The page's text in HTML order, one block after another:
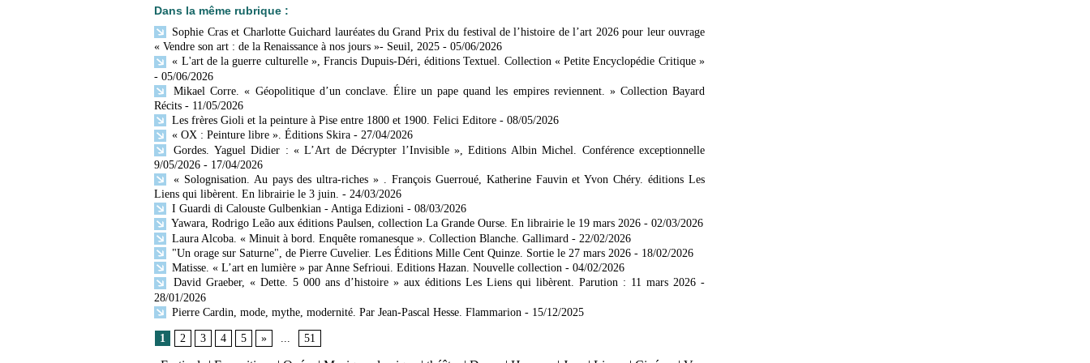
Dans la même rubrique :
Sophie Cras et Charlotte Guichard lauréates du Grand Prix du festival de l’histoire de l’art 2026 pour leur ouvrage
« Vendre son art : de la Renaissance à nos jours »- Seuil, 2025 - 05/06/2026
« L'art de la guerre culturelle », Francis Dupuis-Déri, éditions Textuel. Collection « Petite Encyclopédie Critique »
- 05/06/2026
Mikael Corre. « Géopolitique d’un conclave. Élire un pape quand les empires reviennent. » Collection Bayard
Récits - 11/05/2026
Les frères Gioli et la peinture à Pise entre 1800 et 1900. Felici Editore - 08/05/2026
« OX : Peinture libre ». Éditions Skira - 27/04/2026
Gordes. Yaguel Didier : « L’Art de Décrypter l’Invisible », Editions Albin Michel. Conférence exceptionnelle
9/05/2026 - 17/04/2026
« Solognisation. Au pays des ultra-riches » . François Guerroué, Katherine Fauvin et Yvon Chéry. éditions Les
Liens qui libèrent. En librairie le 3 juin. - 24/03/2026
I Guardi di Calouste Gulbenkian - Antiga Edizioni - 08/03/2026
Yawara, Rodrigo Leão aux éditions Paulsen, collection La Grande Ourse. En librairie le 19 mars 2026 - 02/03/2026
Laura Alcoba. « Minuit à bord. Enquête romanesque ». Collection Blanche. Gallimard - 22/02/2026
"Un orage sur Saturne", de Pierre Cuvelier. Les Éditions Mille Cent Quinze. Sortie le 27 mars 2026 - 18/02/2026
Matisse. « L’art en lumière » par Anne Sefrioui. Editions Hazan. Nouvelle collection - 04/02/2026
David Graeber, « Dette. 5 000 ans d’histoire » aux éditions Les Liens qui libèrent. Parution : 11 mars 2026 -
28/01/2026
Pierre Cardin, mode, mythe, modernité. Par Jean-Pascal Hesse. Flammarion - 15/12/2025
1 2 3 4 5 » ... 51